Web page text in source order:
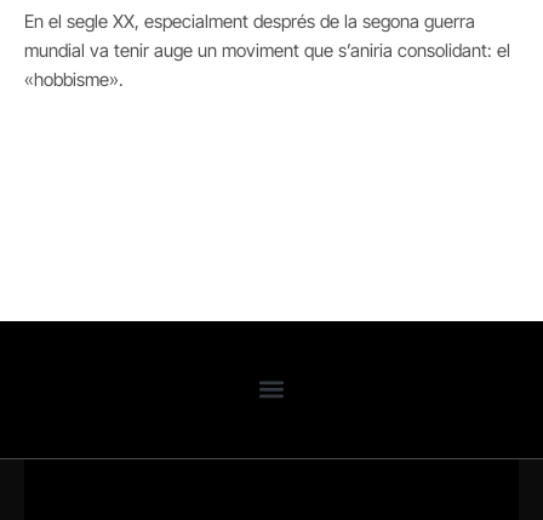
En el segle XX, especialment després de la segona guerra
mundial va tenir auge un moviment que s’aniria consolidant: el
«hobbisme».